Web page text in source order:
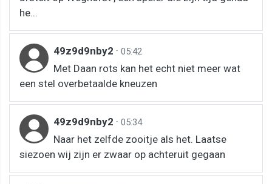
he...
49z9d9nby2 · 05:42
Met Daan rots kan het echt niet meer wat
een stel overbetaalde kneuzen
49z9d9nby2 · 05:34
Naar het zelfde zooitje als het. Laatse
siezoen wij zijn er zwaar op achteruit gegaan